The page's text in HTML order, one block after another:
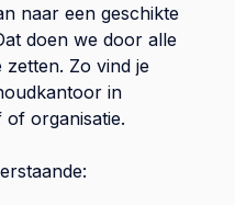
naar een geschikte
doen we door alle
Zo vind je
in
organisatie.